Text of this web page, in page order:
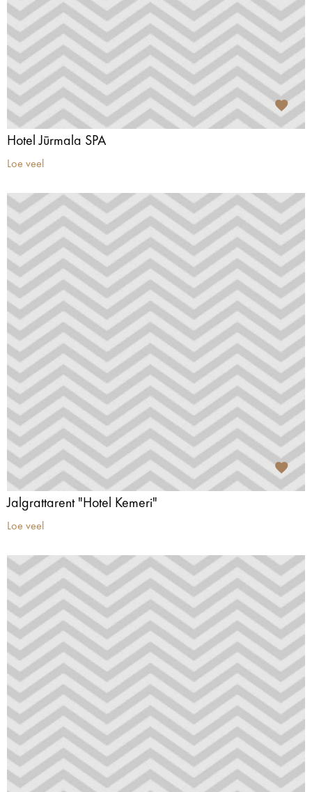
Hotel Jūrmala SPA
Loe veel
Jalgrattarent "Hotel Kemeri"
Loe veel